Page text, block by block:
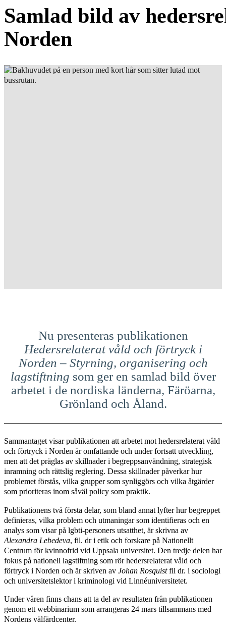
Samlad bild av
Norden
Nu presenteras publikationen
Hedersrelaterat våld och förtryck i
Norden – Styrning, organisering och
lagstiftning som ger en samlad bild över
arbetet i de nordiska länderna, Färöarna,
Grönland och Åland.
Sammantaget visar publikationen att arbetet mot hedersrelaterat våld
och förtryck i Norden är omfattande och under fortsatt utveckling,
men att det präglas av skillnader i begreppsanvändning, strategisk
inramning och rättslig reglering. Dessa skillnader påverkar hur
problemet förstås, vilka grupper som synliggörs och vilka åtgärder
som prioriteras inom såväl policy som praktik.
Publikationens två första delar, som bland annat lyfter hur begreppet
definieras, vilka problem och utmaningar som identifieras och en
analys som visar på lgbti-personers utsatthet, är skrivna av
Alexandra Lebedeva, fil. dr i etik och forskare på Nationellt
Centrum för kvinnofrid vid Uppsala universitet. Den tredje delen har
fokus på nationell lagstiftning som rör hedersrelaterat våld och
förtryck i Norden och är skriven av Johan Rosquistfil dr. i sociologi
och universitetslektor i kriminologi vid Linnéuniversitetet.
Under våren finns chans att ta del av resultaten från publikationen
genom ett webbinarium som arrangeras 24 mars tillsammans med
Nordens välfärdcenter.